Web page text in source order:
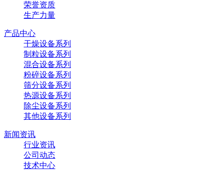
荣誉资质
生产力量
产品中心
干燥设备系列
制粒设备系列
混合设备系列
粉碎设备系列
筛分设备系列
热源设备系列
除尘设备系列
其他设备系列
新闻资讯
行业资讯
公司动态
技术中心